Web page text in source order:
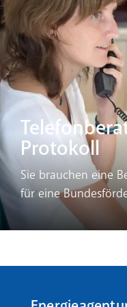
Protokoll
Sie brauchen eine
für eine